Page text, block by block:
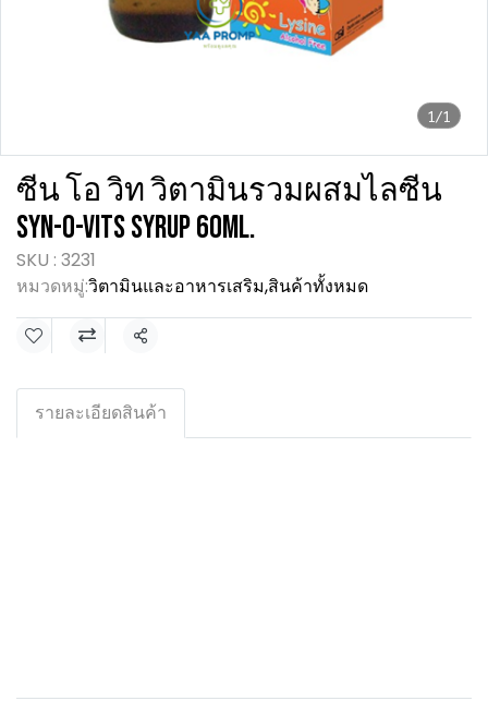
1/1
ซีน โอ วิท วิตามินรวมผสมไลซีน
SYN-O-VITS SYRUP 60ML.
SKU : 3231
หมวดหมู่:วิตามินและอาหารเสริม,สินค้าทั้งหมด
แชร์
รายละเอียดสินค้า